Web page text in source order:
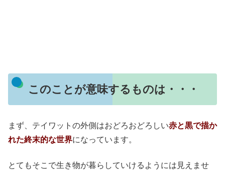
このことが意味するものは・・・
まず、テイワットの外側はおどろおどろしい赤と黒で描か
れた終末的な世界になっています。
とてもそこで生き物が暮らしていけるようには見えませ